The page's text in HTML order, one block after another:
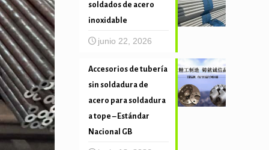
soldados de acero
inoxidable
junio 22, 2026
Accesorios de tubería
sin soldadura de
acero para soldadura
a tope – Estándar
Nacional GB